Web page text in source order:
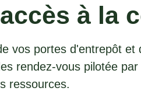
à la
vos portes d'entrepôt et
rendez-vous pilotée
ressources.